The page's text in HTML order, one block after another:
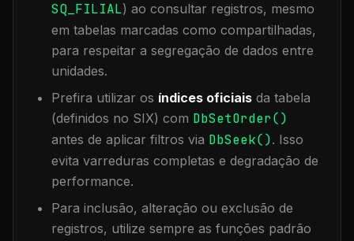
SQ_FILIAL) ao consultar registros, mesmo
em tabelas marcadas como compartilhadas,
para respeitar a segregação de dados entre
unidades.
Prefira utilizar os índices oficiais da tabela
(definidos no SIX) com DbSetOrder()
antes de aplicar filtros via DbSeek(). Isso
evita varreduras completas e degradação de
performance.
Para inclusão, alteração ou exclusão de
registros, utilize sempre as funções padrão